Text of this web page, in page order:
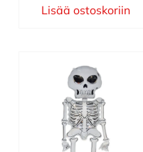
Lisää ostoskoriin